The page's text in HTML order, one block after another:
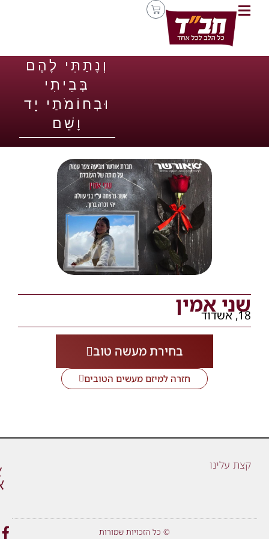
וְנָתַתִּי לָהֶם
בְּבֵיתִי
וּבְחוֹמֹתַי יָד
וָשֵׁם
שני אמין
18, אשדוד
בחירת מעשה טוב
חזרה למיזם מעשים הטובים
קצת עלינו
© כל הזכויות שמורות